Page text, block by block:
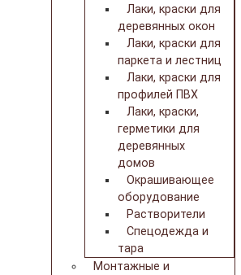
Лаки, краски для
деревянных окон
Лаки, краски для
паркета и лестниц
Лаки, краски для
профилей ПВХ
Лаки, краски,
герметики для
деревянных
домов
Окрашивающее
оборудование
Растворители
Спецодежда и
тара
Монтажные и